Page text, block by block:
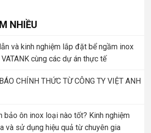
NHIỀU
và kinh nghiệm lắp đặt bể ngầm inox
cùng các dự án thực tế
CHÍNH THỨC TỪ CÔNG TY VIỆT ANH
bảo ôn inox loại nào tốt? Kinh nghiệm
và sử dụng hiệu quả từ chuyên gia